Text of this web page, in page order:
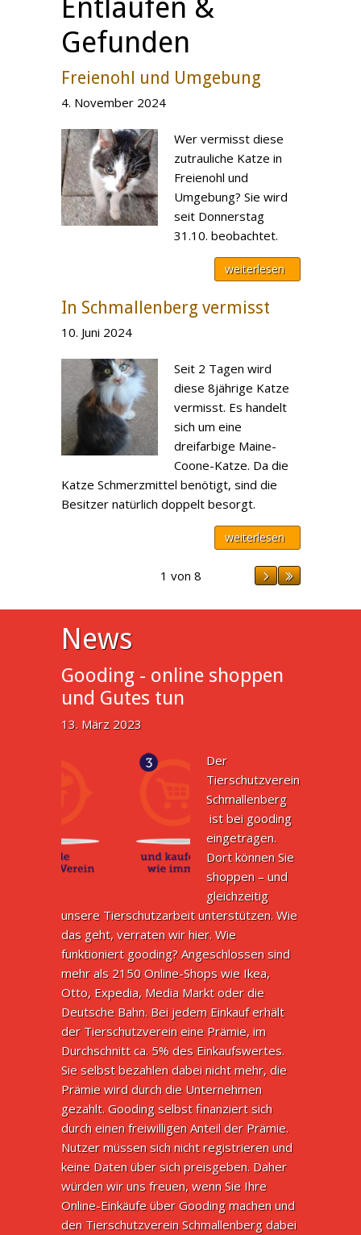
Entlaufen &
Gefunden
Freienohl und Umgebung
4. November 2024
Wer vermisst diese
zutrauliche Katze in
Freienohl und
Umgebung? Sie wird
seit Donnerstag
31.10. beobachtet.
weiterlesen
In Schmallenberg vermisst
10. Juni 2024
Seit 2 Tagen wird
diese 8jährige Katze
vermisst. Es handelt
sich um eine
dreifarbige Maine-
Coone-Katze. Da die
Katze Schmerzmittel benötigt, sind die
Besitzer natürlich doppelt besorgt.
weiterlesen
1 von 8
News
Gooding - online shoppen
und Gutes tun
13. März 2023
Der
Tierschutzverein
Schmallenberg
ist bei gooding
eingetragen.
Dort können Sie
shoppen – und
gleichzeitig
unsere Tierschutzarbeit unterstützen. Wie
das geht, verraten wir hier. Wie
funktioniert gooding? Angeschlossen sind
mehr als 2150 Online-Shops wie Ikea,
Otto, Expedia, Media Markt oder die
Deutsche Bahn. Bei jedem Einkauf erhält
der Tierschutzverein eine Prämie, im
Durchschnitt ca. 5% des Einkaufswertes.
Sie selbst bezahlen dabei nicht mehr, die
Prämie wird durch die Unternehmen
gezahlt. Gooding selbst finanziert sich
durch einen freiwilligen Anteil der Prämie.
Nutzer müssen sich nicht registrieren und
keine Daten über sich preisgeben. Daher
würden wir uns freuen, wenn Sie Ihre
Online-Einkäufe über Gooding machen und
den Tierschutzverein Schmallenberg dabei